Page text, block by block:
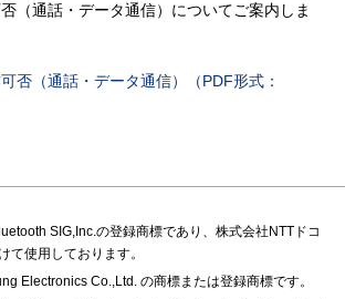
（通話・データ通信）についてご案内しま
否（通話・データ通信）（PDF形式：
SIG,Inc.の登録商標であり、株式会社NTTドコ
て使用しております。
Electronics Co.,Ltd. の商標または登録商標です。